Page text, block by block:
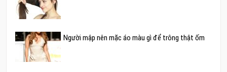
Người mập nên mặc áo màu gì để trông thật ốm